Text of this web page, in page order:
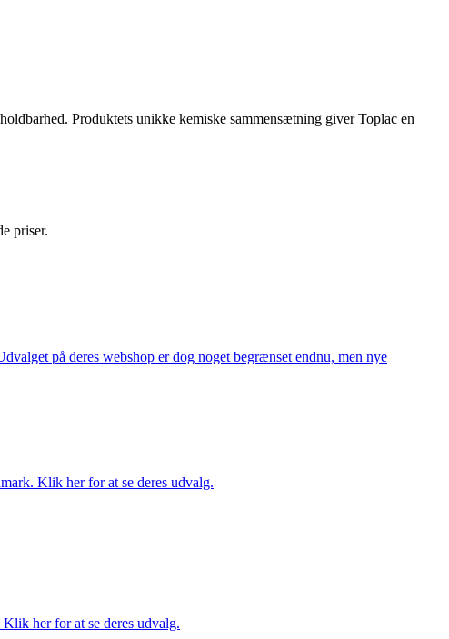
Produktets unikke kemiske sammensætning giver Toplac en
priser.
på deres webshop er dog noget begrænset endnu, men nye
Klik her for at se deres udvalg.
her for at se deres udvalg.